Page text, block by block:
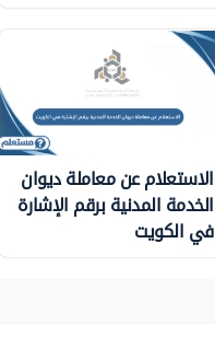
الاستعلام عن معاملة ديوان
الخدمة المدنية برقم الإشارة
في الكويت